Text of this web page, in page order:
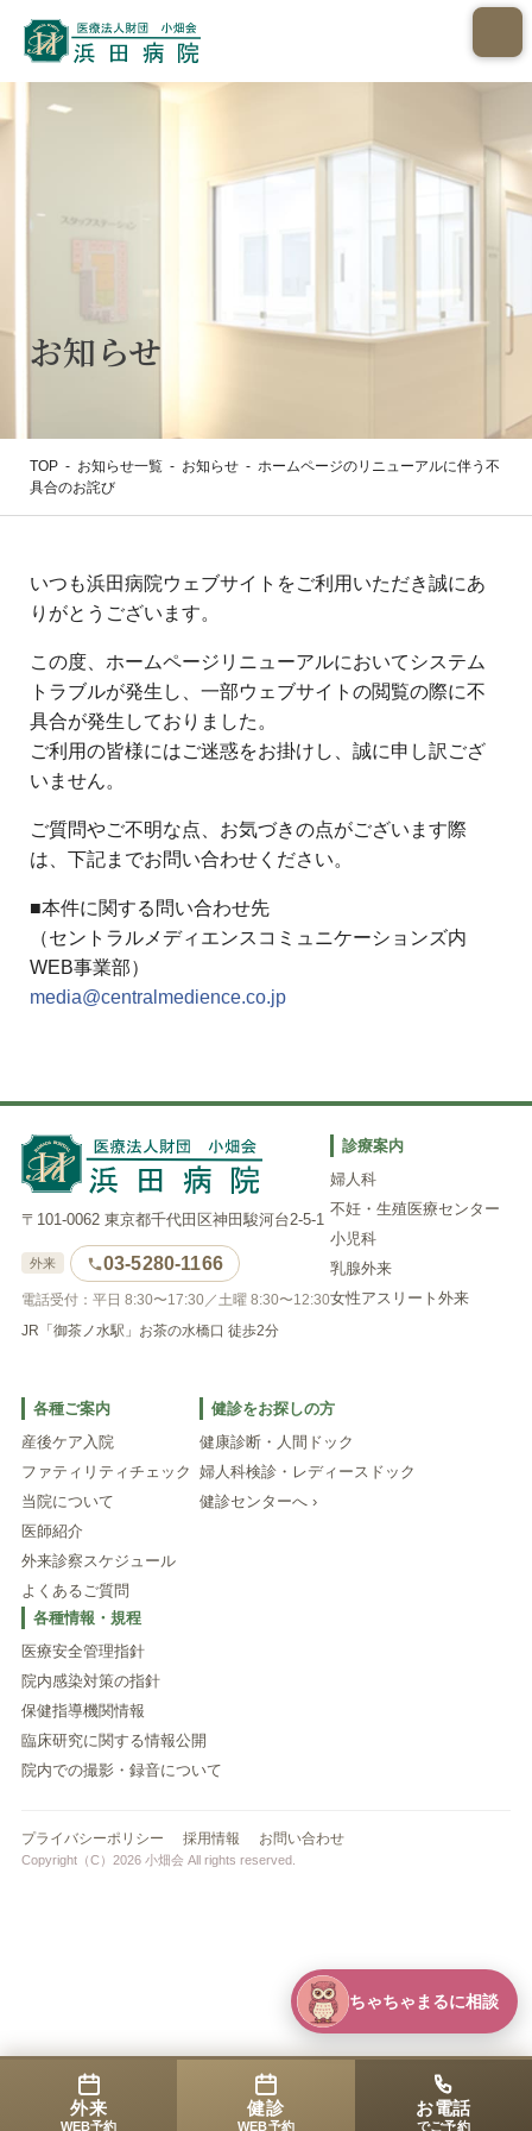
お知らせ
TOP - お知らせ一覧 - お知らせ - ホームページのリニューアルに伴う不
具合のお詫び
いつも浜田病院ウェブサイトをご利用いただき誠にあ
りがとうございます。
この度、ホームページリニューアルにおいてシステム
トラブルが発生し、一部ウェブサイトの閲覧の際に不
具合が発生しておりました。
ご利用の皆様にはご迷惑をお掛けし、誠に申し訳ござ
いません。
ご質問やご不明な点、お気づきの点がございます際
は、下記までお問い合わせください。
■本件に関する問い合わせ先
（セントラルメディエンスコミュニケーションズ内
WEB事業部）
media@centralmedience.co.jp
〒101-0062 東京都千代田区神田駿河台2-5-1
外来 03-5280-1166
電話受付：平日 8:30〜17:30／土曜 8:30〜12:30
JR「御茶ノ水駅」お茶の水橋口 徒歩2分
診療案内
婦人科
不妊・生殖医療センター
小児科
乳腺外来
女性アスリート外来
各種ご案内
産後ケア入院
ファティリティチェック
当院について
医師紹介
外来診察スケジュール
よくあるご質問
健診をお探しの方
健康診断・人間ドック
婦人科検診・レディースドック
健診センターへ ›
各種情報・規程
医療安全管理指針
院内感染対策の指針
保健指導機関情報
臨床研究に関する情報公開
院内での撮影・録音について
プライバシーポリシー 採用情報 お問い合わせ
Copyright（C）2026 小畑会 All rights reserved.
外来
WEB予約
健診
WEB予約
お電話
でご予約
ちゃちゃまるに相談